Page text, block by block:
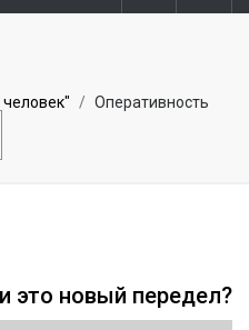
Оперативность
это новый передел?